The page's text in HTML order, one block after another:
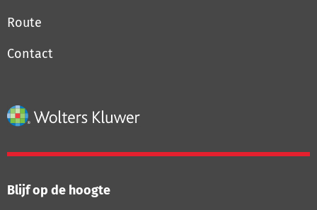
Route
Contact
Blijf op de hoogte